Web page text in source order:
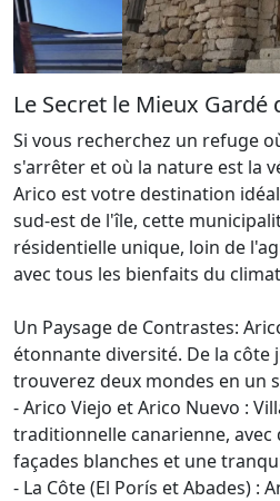
Le Secret le Mieux Gardé
Si vous recherchez un refuge
s'arrêter et où la nature est la
Arico est votre destination
sud-est de l'île, cette
résidentielle unique, loin de
avec tous les bienfaits du
Un Paysage de Contrastes:
étonnante diversité. De la côte
trouverez deux mondes en un
- Arico Viejo et Arico Nuevo :
traditionnelle canarienne, avec
façades blanches et une
- La Côte (El Porís et Abades) :